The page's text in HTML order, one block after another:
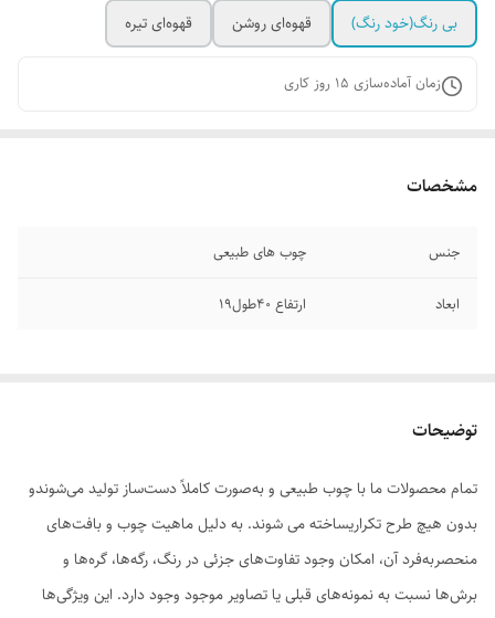
بی رنگ(خود رنگ)
قهوه‌ای روشن قهوه‌ای تیره
زمان آماده‌سازی 15 روز کاری
مشخصات
جنس چوب های طبیعی
ابعاد ارتفاع ۴۰طول۱۹
توضیحات
تمام محصولات ما با چوب طبیعی و به‌صورت کاملاً دست‌ساز تولید می‌شوندو
بدون هیچ طرح تکراریساخته می شوند. به دلیل ماهیت چوب و بافت‌های
منحصر‌به‌فرد آن، امکان وجود تفاوت‌های جزئی در رنگ، رگه‌ها، گره‌ها و
برش‌ها نسبت به نمونه‌های قبلی یا تصاویر موجود وجود دارد. این ویژگی‌ها